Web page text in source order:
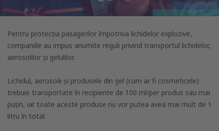
Pentru protecția pasagerilor împotriva lichidelor explozive,
companiile au impus anumite reguli privind transportul lichidelor,
aerosolilor și gelulilor.
Lichidul, aerosolii și produsele din gel (cum ar fi cosmeticele)
trebuie transportate în recipiente de 100 ml/per produs sau mai
puțin, iar toate aceste produse nu vor putea avea mai mult de 1
litru în total.